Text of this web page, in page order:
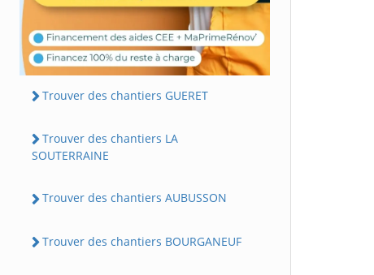
Trouver des chantiers GUERET
Trouver des chantiers LA
SOUTERRAINE
Trouver des chantiers AUBUSSON
Trouver des chantiers BOURGANEUF